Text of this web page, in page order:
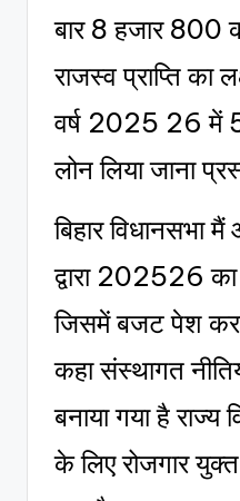
बार 8 हजार 800
राजस्व प्राप्ति का
वर्ष 2025 26 में
लोन लिया जाना
बिहार विधानसभा
द्वारा 202526
जिसमें बजट पेश
कहा संस्थागत
बनाया गया है
के लिए रोजगार युक्त